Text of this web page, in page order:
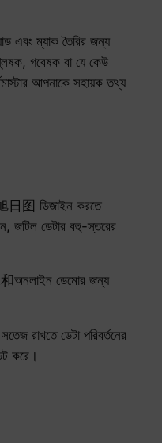
এবং ম্যাক তৈরির জন্য
গবেষক বা যে কেউ
আপনাকে সহায়ক তথ্য
图 ডিজাইন করতে
জটিল ডেটার বহু-স্তরের
অনলাইন ডেমোর জন্য
রাখতে ডেটা পরিবর্তনের
করে।